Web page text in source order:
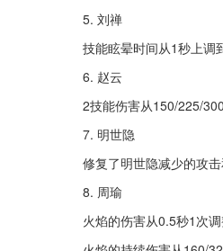
5. 刘禅
技能眩晕时间从1秒上调
6. 赵云
2技能伤害从150/225/
7. 明世隐
修复了明世隐减少的攻
8. 周瑜
火焰的伤害从0.5秒1次